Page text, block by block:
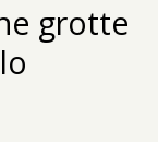
grotte